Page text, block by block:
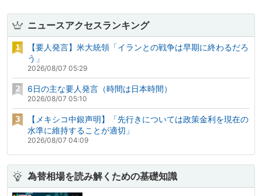
ニュースアクセスランキング
【要人発言】米大統領「イランとの戦争は早期に終わるだろ
う」
2026/08/07 05:29
6日の主な要人発言（時間は日本時間）
2026/08/07 05:10
【メキシコ中銀声明】「先行きについては政策金利を現在の
水準に維持することが適切」
2026/08/07 04:09
為替相場を読み解くための基礎知識